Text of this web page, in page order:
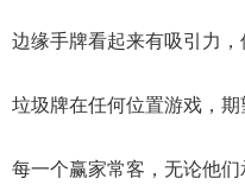
边缘手牌看起来有吸引力，
垃圾牌在任何位置游戏，期
每一个赢家常客，无论他